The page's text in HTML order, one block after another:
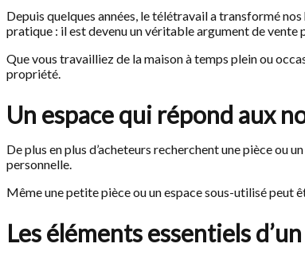
Depuis quelques années, le télétravail a transformé
pratique : il est devenu un véritable argument de vente
Que vous travailliez de la maison à temps plein ou
propriété.
Un espace qui répond aux
De plus en plus d’acheteurs recherchent une pièce
personnelle.
Même une petite pièce ou un espace sous-utilisé peut
Les éléments essentiels